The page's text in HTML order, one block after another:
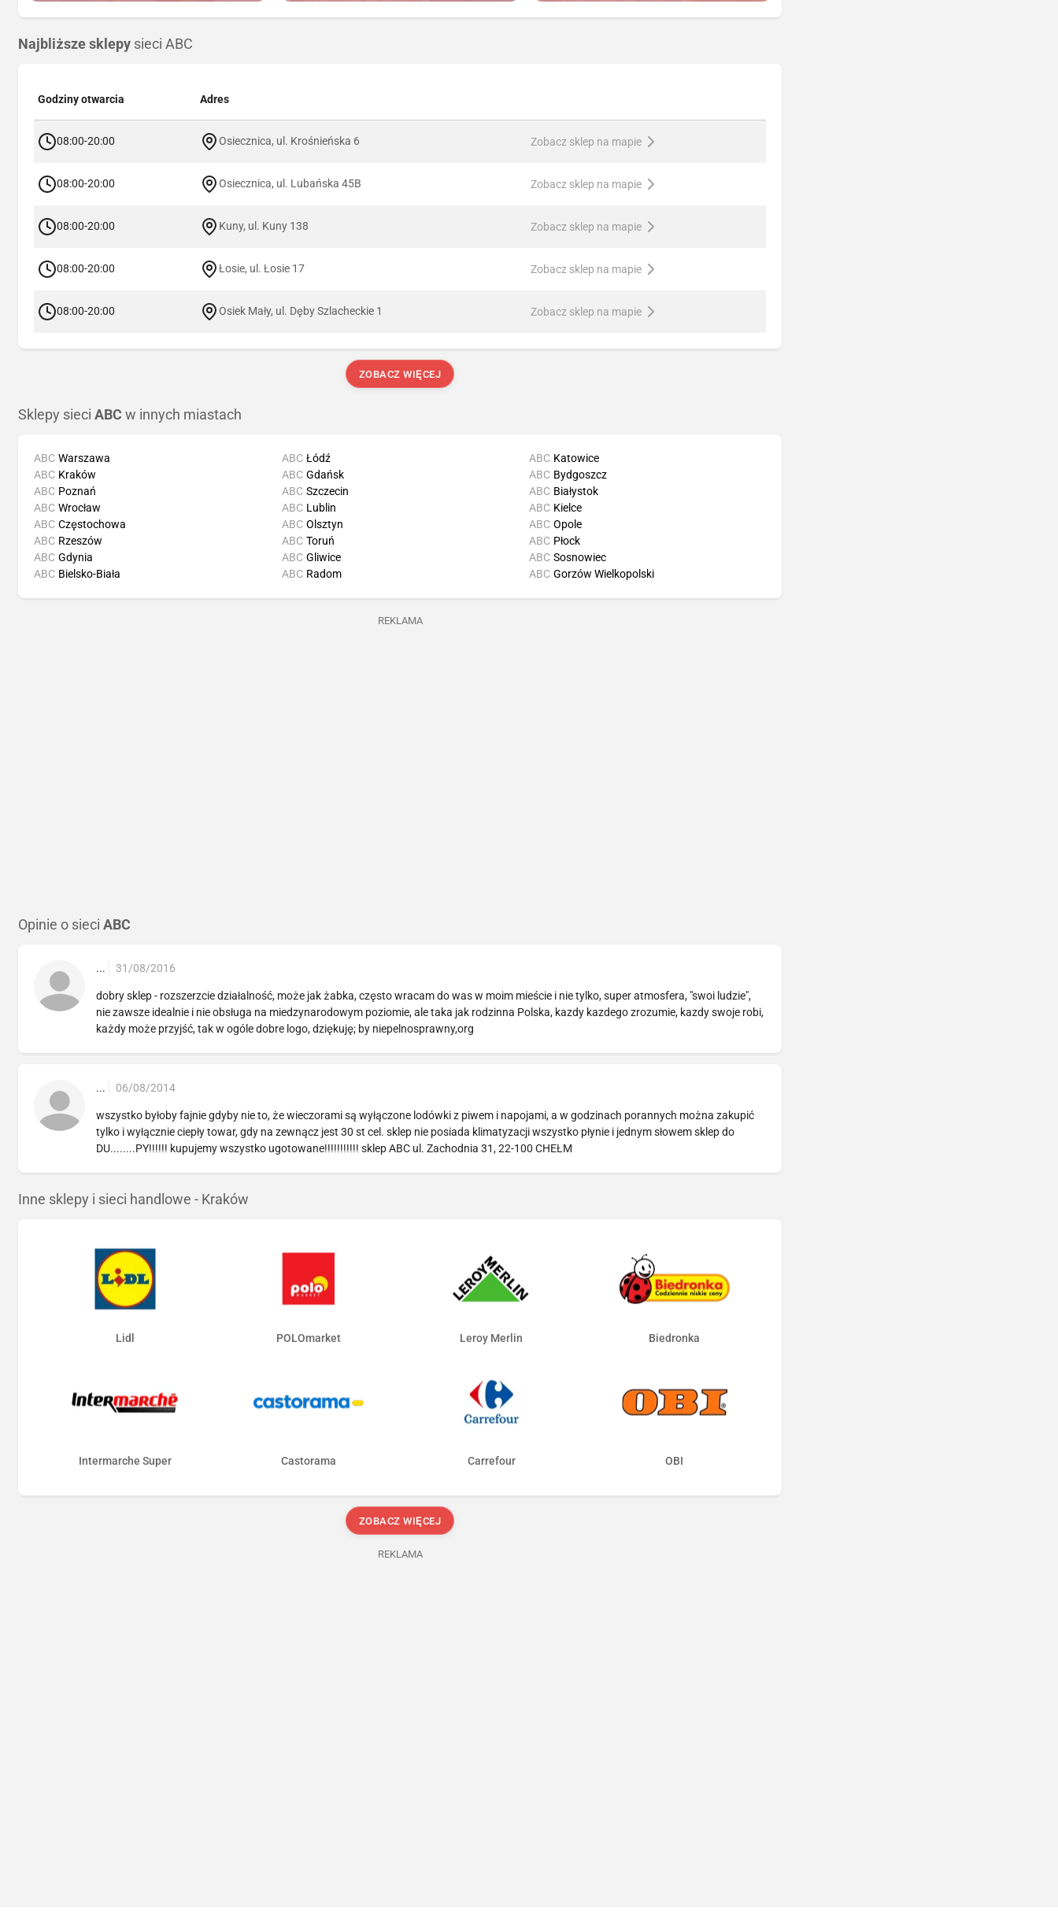
Najbliższe sklepy sieci ABC
Godziny otwarcia Adres
08:00-20:00 Osiecznica, ul. Krośnieńska 6 Zobacz sklep na mapie
08:00-20:00 Osiecznica, ul. Lubańska 45B Zobacz sklep na mapie
08:00-20:00 Kuny, ul. Kuny 138 Zobacz sklep na mapie
08:00-20:00 Łosie, ul. Łosie 17 Zobacz sklep na mapie
08:00-20:00 Osiek Mały, ul. Dęby Szlacheckie 1 Zobacz sklep na mapie
ZOBACZ WIĘCEJ
Sklepy sieci ABC w innych miastach
ABC Warszawa
ABC Kraków
ABC Poznań
ABC Wrocław
ABC Łódź
ABC Gdańsk
ABC Szczecin
ABC Lublin
ABC Katowice
ABC Bydgoszcz
ABC Białystok
ABC Kielce
ABC Częstochowa
ABC Rzeszów
ABC Gdynia
ABC Bielsko-Biała
ABC Olsztyn
ABC Toruń
ABC Gliwice
ABC Radom
ABC Opole
ABC Płock
ABC Sosnowiec
ABC Gorzów Wielkopolski
REKLAMA
Opinie o sieci ABC
... 31/08/2016
dobry sklep - rozszerzcie działalność, może jak żabka, często wracam do was w moim mieście i nie tylko, super atmosfera, "swoi ludzie",
nie zawsze idealnie i nie obsługa na miedzynarodowym poziomie, ale taka jak rodzinna Polska, kazdy kazdego zrozumie, kazdy swoje robi,
każdy może przyjść, tak w ogóle dobre logo, dziękuję; by niepelnosprawny,org
... 06/08/2014
wszystko byłoby fajnie gdyby nie to, że wieczorami są wyłączone lodówki z piwem i napojami, a w godzinach porannych można zakupić
tylko i wyłącznie ciepły towar, gdy na zewnącz jest 30 st cel. sklep nie posiada klimatyzacji wszystko płynie i jednym słowem sklep do
DU........PY!!!!!! kupujemy wszystko ugotowane!!!!!!!!!!! sklep ABC ul. Zachodnia 31, 22-100 CHEŁM
Inne sklepy i sieci handlowe - Kraków
Lidl POLOmarket Leroy Merlin Biedronka
Intermarche Super Castorama Carrefour OBI
ZOBACZ WIĘCEJ
REKLAMA